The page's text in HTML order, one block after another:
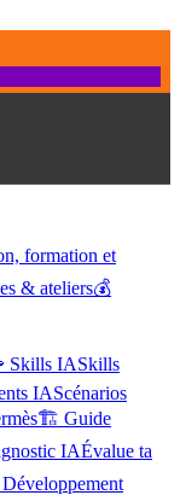
formation et
& ateliers💰
Skills IASkills
IAScénarios
🏗️ Guide
IAÉvalue ta